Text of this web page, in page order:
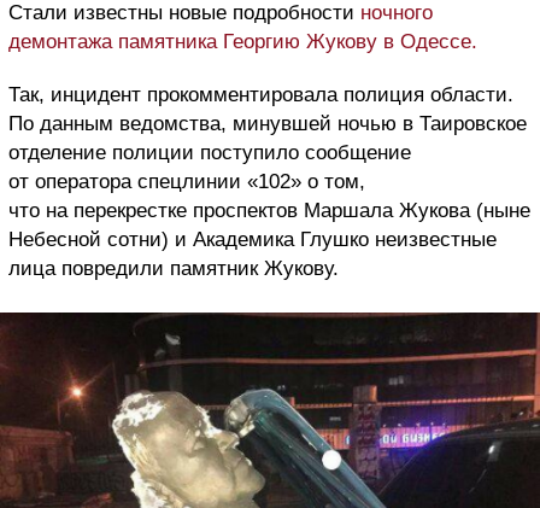
Стали известны новые подробности ночного
демонтажа памятника Георгию Жукову в Одессе.
Так, инцидент прокомментировала полиция области.
По данным ведомства, минувшей ночью в Таировское
отделение полиции поступило сообщение
от оператора спецлинии «102» о том,
что на перекрестке проспектов Маршала Жукова (ныне
Небесной сотни) и Академика Глушко неизвестные
лица повредили памятник Жукову.